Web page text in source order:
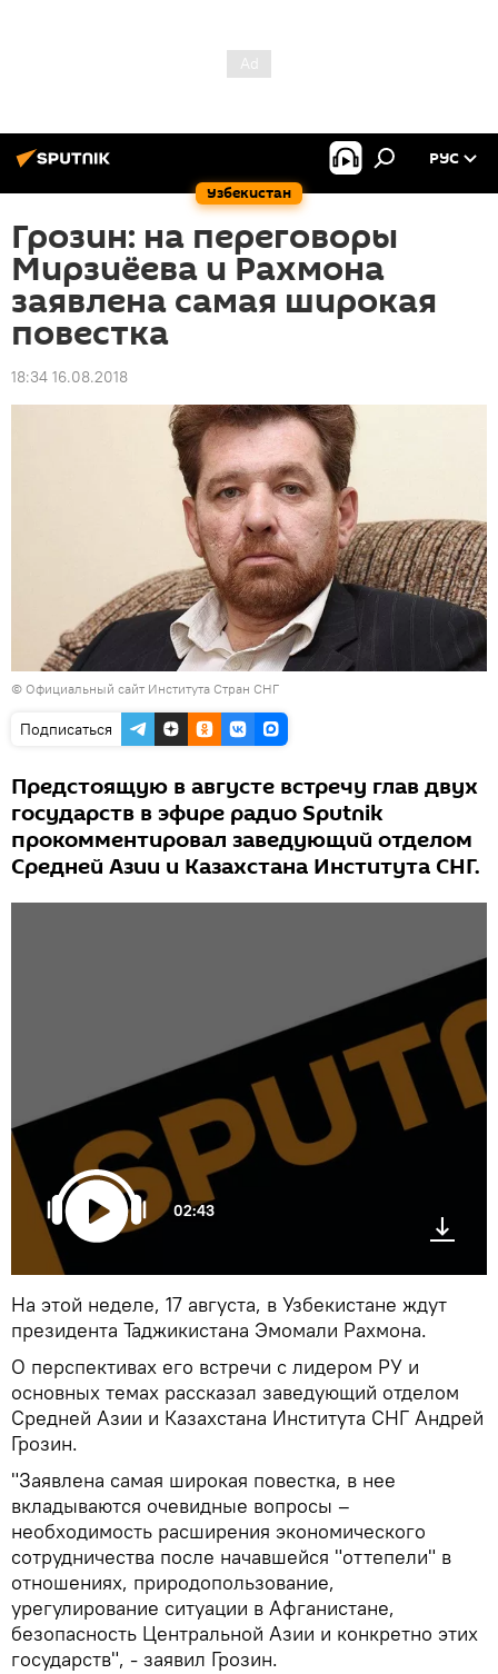
Узбекистан
РУС
Грозин: на переговоры
Мирзиёева и Рахмона
заявлена самая широкая
повестка
18:34 16.08.2018
© Официальный сайт Института Стран СНГ
Подписаться
Предстоящую в августе встречу глав двух
государств в эфире радио Sputnik
прокомментировал заведующий отделом
Средней Азии и Казахстана Института СНГ.
02:43
На этой неделе, 17 августа, в Узбекистане ждут
президента Таджикистана Эмомали Рахмона.
О перспективах его встречи с лидером РУ и
основных темах рассказал заведующий отделом
Средней Азии и Казахстана Института СНГ Андрей
Грозин.
"Заявлена самая широкая повестка, в нее
вкладываются очевидные вопросы –
необходимость расширения экономического
сотрудничества после начавшейся "оттепели" в
отношениях, природопользование,
урегулирование ситуации в Афганистане,
безопасность Центральной Азии и конкретно этих
государств", - заявил Грозин.